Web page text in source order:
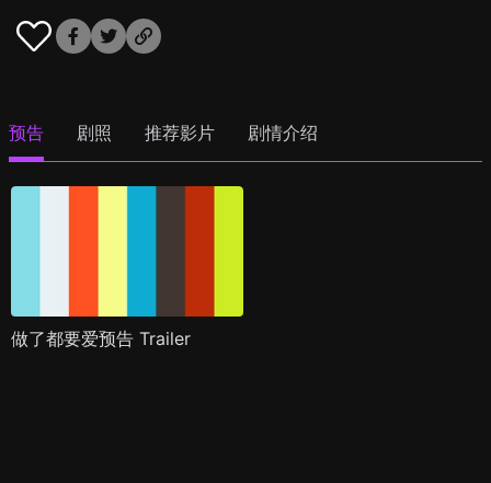
预告 剧照 推荐影片 剧情介绍
做了都要爱预告 Trailer